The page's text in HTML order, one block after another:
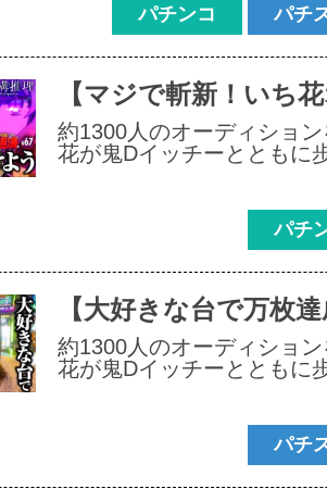
パチンコ パチ
【マジで斬新！いち
約1300人のオーディショ
花が鬼Dイッチーとともに
パチ
【大好きな台で万枚
約1300人のオーディショ
花が鬼Dイッチーとともに
パチ